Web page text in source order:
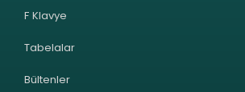
F Klavye
Tabelalar
Bültenler